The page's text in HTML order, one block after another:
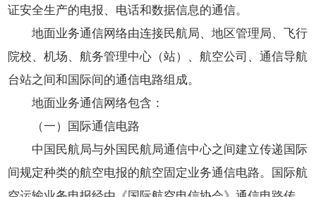
证安全生产的电报、电话和数据信息的通信。
地面业务通信网络由连接民航局、地区管理局、飞行
院校、机场、航务管理中心（站）、航空公司、通信导航
台站之间和国际间的通信电路组成。
地面业务通信网络包含：
（一）国际通信电路
中国民航局与外国民航局通信中心之间建立传递国际
间规定种类的航空电报的航空固定业务通信电路。国际航